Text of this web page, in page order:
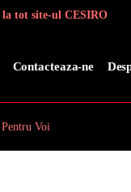
tot site-ul CESIRO
Contacteaza-ne
Pentru Voi